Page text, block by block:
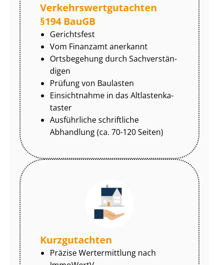
Ver­kehrs­wert­gut­ach­ten
§194 BauGB
Gerichtsfest
Vom Finanzamt anerkannt
Ortsbegehung durch Sach­ver­stän­
di­gen
Prüfung von Baulasten
Einsichtnahme in das Alt­las­ten­ka­
tas­ter
Ausführliche schriftliche
Abhandlung (ca. 70-120 Seiten)
Kurzgutachten
Präzise Wertermittlung nach